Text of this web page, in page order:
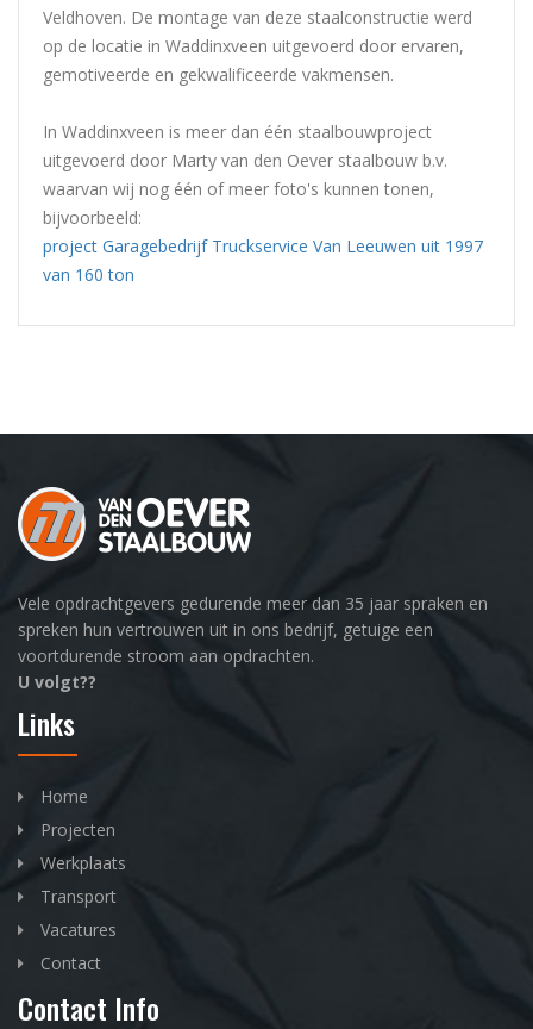
Veldhoven. De montage van deze staalconstructie werd
op de locatie in Waddinxveen uitgevoerd door ervaren,
gemotiveerde en gekwalificeerde vakmensen.
In Waddinxveen is meer dan één staalbouwproject
uitgevoerd door Marty van den Oever staalbouw b.v.
waarvan wij nog één of meer foto's kunnen tonen,
bijvoorbeeld:
project Garagebedrijf Truckservice Van Leeuwen uit 1997
van 160 ton
Vele opdrachtgevers gedurende meer dan 35 jaar spraken en
spreken hun vertrouwen uit in ons bedrijf, getuige een
voortdurende stroom aan opdrachten.
U volgt??
Links
Home
Projecten
Werkplaats
Transport
Vacatures
Contact
Contact Info